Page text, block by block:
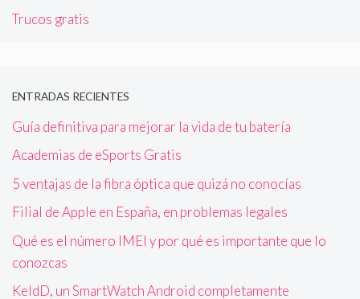
Trucos gratis
ENTRADAS RECIENTES
Guía definitiva para mejorar la vida de tu batería
Academias de eSports Gratis
5 ventajas de la fibra óptica que quizá no conocías
Filial de Apple en España, en problemas legales
Qué es el número IMEI y por qué es importante que lo
conozcas
KeldD, un SmartWatch Android completamente